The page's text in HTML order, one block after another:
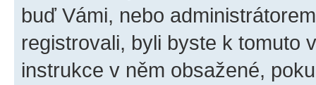
buď Vámi, nebo
registrovali, byli byste k tomuto
instrukce v něm obsažené,